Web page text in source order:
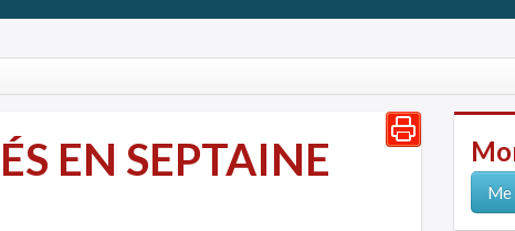
EN SEPTAINE
Me